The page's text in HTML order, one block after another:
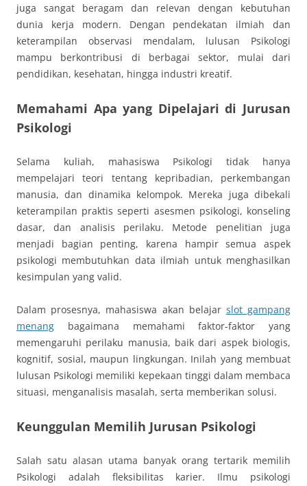
juga sangat beragam dan relevan dengan kebutuhan
dunia kerja modern. Dengan pendekatan ilmiah dan
keterampilan observasi mendalam, lulusan Psikologi
mampu berkontribusi di berbagai sektor, mulai dari
pendidikan, kesehatan, hingga industri kreatif.
Memahami Apa yang Dipelajari di Jurusan
Psikologi
Selama kuliah, mahasiswa Psikologi tidak hanya
mempelajari teori tentang kepribadian, perkembangan
manusia, dan dinamika kelompok. Mereka juga dibekali
keterampilan praktis seperti asesmen psikologi, konseling
dasar, dan analisis perilaku. Metode penelitian juga
menjadi bagian penting, karena hampir semua aspek
psikologi membutuhkan data ilmiah untuk menghasilkan
kesimpulan yang valid.
Dalam prosesnya, mahasiswa akan belajar slot gampang
menang bagaimana memahami faktor-faktor yang
memengaruhi perilaku manusia, baik dari aspek biologis,
kognitif, sosial, maupun lingkungan. Inilah yang membuat
lulusan Psikologi memiliki kepekaan tinggi dalam membaca
situasi, menganalisis masalah, serta memberikan solusi.
Keunggulan Memilih Jurusan Psikologi
Salah satu alasan utama banyak orang tertarik memilih
Psikologi adalah fleksibilitas karier. Ilmu psikologi